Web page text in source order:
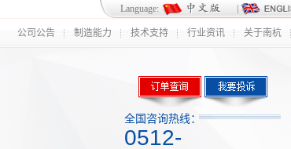
Language:
公司公告 制造能力 技术支持 行业资讯 关于南杭
全国咨询热线：
0512-